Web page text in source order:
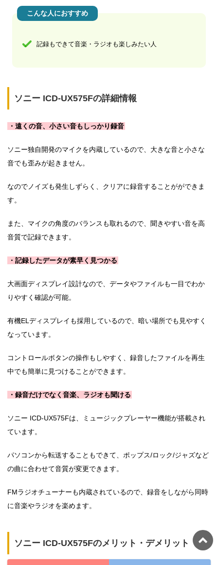
こんな人におすすめ
記録もできて音楽・ラジオも楽しみたい人
ソニー ICD-UX575Fの詳細情報
・遠くの音、小さい音もしっかり録音
ソニー独自開発のマイクを内蔵しているので、大きな音と小さな
音でも歪みが起きません。
なのでノイズも発生しずらく、クリアに録音することがができま
す。
また、マイクの角度のバランスも取れるので、聞きやすい音を高
音質で記録できます。
・記録したデータが素早く見つかる
大画面ディスプレイ設計なので、データやファイルも一目でわか
りやすく確認が可能。
有機ELディスプレイも採用しているので、暗い場所でも見やすく
なっています。
コントロールボタンの操作もしやすく、録音したファイルを再生
中でも簡単に見つけることができます。
・録音だけでなく音楽、ラジオも聞ける
ソニー ICD-UX575Fは、ミュージックプレーヤー機能が搭載され
ています。
パソコンから転送することもできて、ポップス/ロック/ジャズなど
の曲に合わせて音質が変更できます。
FMラジオチューナーも内蔵されているので、録音をしながら同時
に音楽やラジオを楽めます。
ソニー ICD-UX575Fのメリット・デメリット